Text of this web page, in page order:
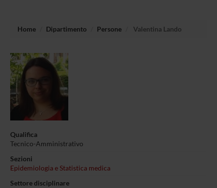
Home Dipartimento Persone Valentina Lando
Qualifica
Tecnico-Amministrativo
Sezioni
Epidemiologia e Statistica medica
Settore disciplinare